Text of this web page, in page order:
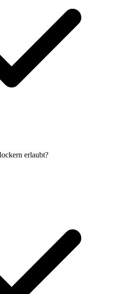
erlaubt?